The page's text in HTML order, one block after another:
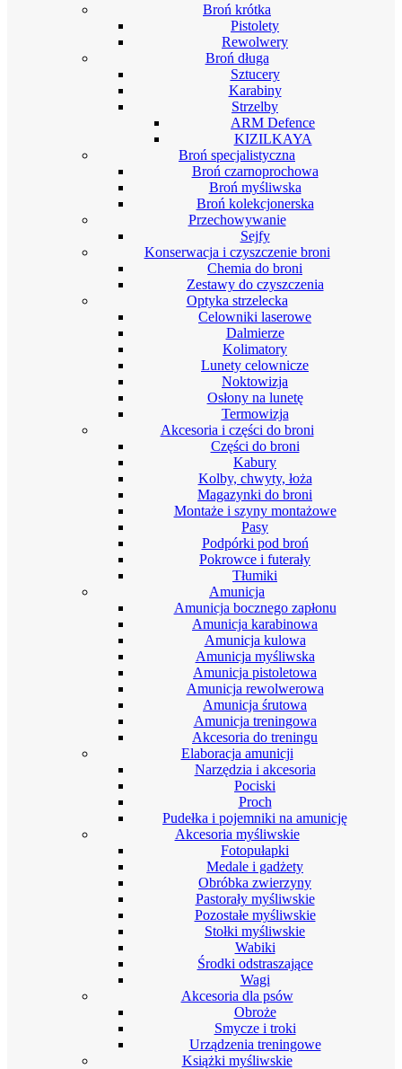
Broń krótka
Pistolety
Rewolwery
Broń długa
Sztucery
Karabiny
Strzelby
ARM Defence
KIZILKAYA
Broń specjalistyczna
Broń czarnoprochowa
Broń myśliwska
Broń kolekcjonerska
Przechowywanie
Sejfy
Konserwacja i czyszczenie broni
Chemia do broni
Zestawy do czyszczenia
Optyka strzelecka
Celowniki laserowe
Dalmierze
Kolimatory
Lunety celownicze
Noktowizja
Osłony na lunetę
Termowizja
Akcesoria i części do broni
Części do broni
Kabury
Kolby, chwyty, łoża
Magazynki do broni
Montaże i szyny montażowe
Pasy
Podpórki pod broń
Pokrowce i futerały
Tłumiki
Amunicja
Amunicja bocznego zapłonu
Amunicja karabinowa
Amunicja kulowa
Amunicja myśliwska
Amunicja pistoletowa
Amunicja rewolwerowa
Amunicja śrutowa
Amunicja treningowa
Akcesoria do treningu
Elaboracja amunicji
Narzędzia i akcesoria
Pociski
Proch
Pudełka i pojemniki na amunicję
Akcesoria myśliwskie
Fotopułapki
Medale i gadżety
Obróbka zwierzyny
Pastorały myśliwskie
Pozostałe myśliwskie
Stołki myśliwskie
Wabiki
Środki odstraszające
Wagi
Akcesoria dla psów
Obroże
Smycze i troki
Urządzenia treningowe
Książki myśliwskie